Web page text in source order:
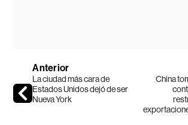
Anterior
La ciudad más cara de
Estados Unidos dejó de ser
Nueva York
China